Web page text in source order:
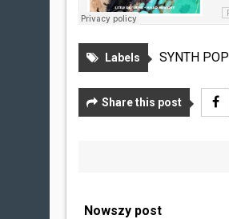
Labels SYNTH POP
Share this post
Nowszy post